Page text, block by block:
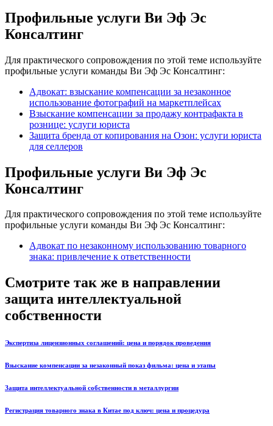
Профильные услуги Ви Эф Эс
Консалтинг
Для практического сопровождения по этой теме используйте
профильные услуги команды Ви Эф Эс Консалтинг:
Адвокат: взыскание компенсации за незаконное
использование фотографий на маркетплейсах
Взыскание компенсации за продажу контрафакта в
рознице: услуги юриста
Защита бренда от копирования на Озон: услуги юриста
для селлеров
Профильные услуги Ви Эф Эс
Консалтинг
Для практического сопровождения по этой теме используйте
профильные услуги команды Ви Эф Эс Консалтинг:
Адвокат по незаконному использованию товарного
знака: привлечение к ответственности
Смотрите так же в направлении
защита интеллектуальной
собственности
Экспертиза лицензионных соглашений: цена и порядок проведения
Взыскание компенсации за незаконный показ фильма: цена и этапы
Защита интеллектуальной собственности в металлургии
Регистрация товарного знака в Китае под ключ: цена и процедура